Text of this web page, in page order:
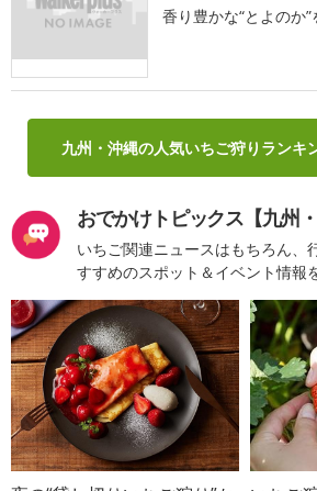
香り豊かな“とよのか
九州・沖縄の人気いちご狩りランキ
おでかけトピックス【九州・
いちご関連ニュースはもちろん、
すすめのスポット＆イベント情報